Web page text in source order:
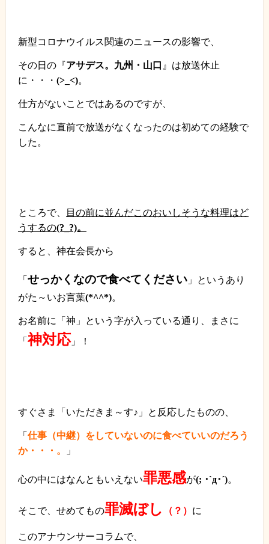
新型コロナウイルス関連のニュースの影響で、
その日の『アサデス。九州・山口 』は放送休止
に・・・ (>_<)。
仕方がないことではあるのですが、
こんなに直前で放送がなくなったのは初めての経験で
した。
ところで、
目の前に並んだこのおいしそうな料理はど
うするの(?_?)。
すると、神在会長から
「 せっかくなので食べてください 」というあり
がた～いお言葉(*^^*)。
お名前に「神」という字が入っている通り、まさに
「神対応」！
すぐさま「いただきま～す♪」と反応したものの、
「 仕事（中継）をしていないのに食べていいのだろう
か・・・。
」
心の中にはなんともいえない罪悪感が(; ･`д･´)。
そこで、せめてもの罪滅ぼし （？） に
このアナウンサーコラムで、